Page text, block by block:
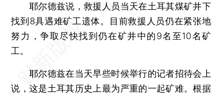
耶尔德兹说，救援人员当天在土耳其煤矿井下
找到8具遇难矿工遗体。目前救援人员仍在紧张地
努力，争取尽快找到仍在矿井中的9名至10名矿
工。
耶尔德兹在当天早些时候举行的记者招待会上
说，这是土耳其历史上最为严重的一起矿难。根据